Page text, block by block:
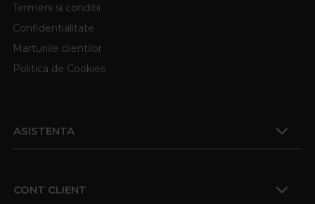
Termeni si conditii
Confidentialitate
Marturiile clientilor
Politica de Cookies
ASISTENTA
CONT CLIENT